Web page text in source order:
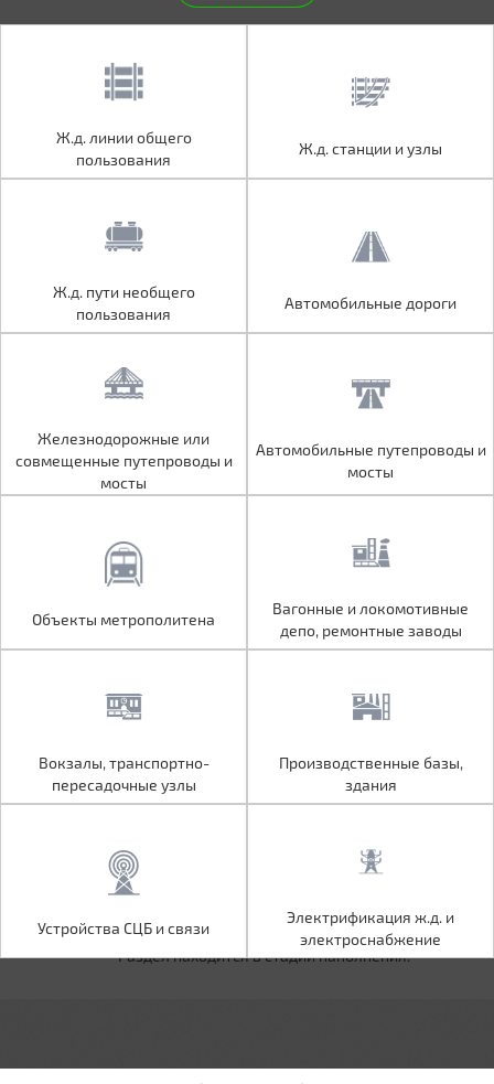
Ж.д. линии общего
пользования
Ж.д. пути необщего
пользования
Автомобильные дороги
Железнодорожные или
совмещенные путепроводы и
мосты
Автомобильные путепроводы и
мосты
Вагонные и локомотивные
Вокзалы, транспортно-
пересадочные узлы
Производственные базы,
Электрификация ж.д. и
электроснабжение
Ж.д. линии общего
пользования
Ж.д. станции и узлы
Ж.д. пути необщего
пользования
Автомобильные дороги
Железнодорожные или
совмещенные путепроводы и
мосты
Автомобильные путепроводы и
мосты
Объекты метрополитена
Вагонные и локомотивные
депо, ремонтные заводы
Вокзалы, транспортно-
пересадочные узлы
Производственные базы,
здания
Устройства СЦБ и связи
Электрификация ж.д. и
электроснабжение
Раздел находится в стадии наполнения.